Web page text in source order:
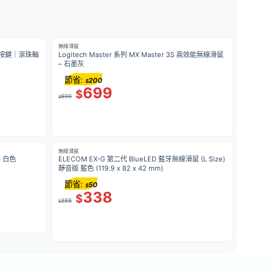
鍵｜滾珠軸
無線滑鼠
Logitech Master 系列 MX Master 3S 高效能無線滑鼠
– 石墨灰
$899 $699
節省: $200
白色
無線滑鼠
ELECOM EX-G 第二代 BlueLED 藍牙無線滑鼠 (L Size)
靜音版 藍色 (119.9 x 82 x 42 mm)
$388 $338
節省: $50